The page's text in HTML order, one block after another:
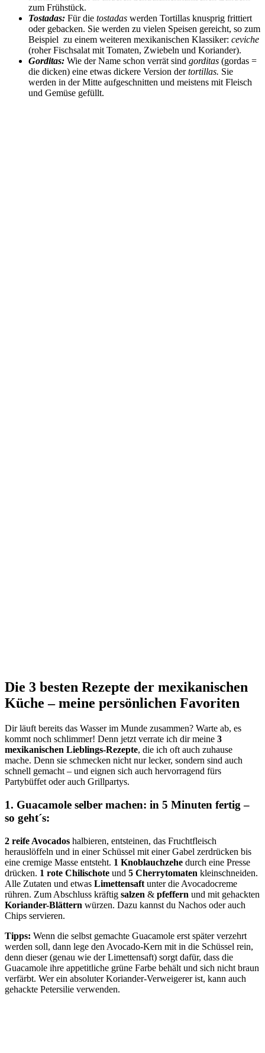
zum Frühstück.
Tostadas: Für die tostadas werden Tortillas knusprig frittiert
oder gebacken. Sie werden zu vielen Speisen gereicht, so zum
Beispiel zu einem weiteren mexikanischen Klassiker: ceviche
(roher Fischsalat mit Tomaten, Zwiebeln und Koriander).
Gorditas: Wie der Name schon verrät sind gorditas (gordas =
die dicken) eine etwas dickere Version dertortillas. Sie
werden in der Mitte aufgeschnitten und meistens mit Fleisch
und Gemüse gefüllt.
Die 3 besten Rezepte der mexikanischen
Küche – meine persönlichen Favoriten
Dir läuft bereits das Wasser im Munde zusammen? Warte ab, es
kommt noch schlimmer! Denn jetzt verrate ich dir meine 3
mexikanischen Lieblings-Rezepte, die ich oft auch zuhause
mache. Denn sie schmecken nicht nur lecker, sondern sind auch
schnell gemacht – und eignen sich auch hervorragend fürs
Partybüffet oder auch Grillpartys.
1. Guacamole selber machen: in 5 Minuten fertig –
so geht´s:
2 reife Avocados halbieren, entsteinen, das Fruchtfleisch
herauslöffeln und in einer Schüssel mit einer Gabel zerdrücken bis
eine cremige Masse entsteht. 1 Knoblauchzehe durch eine Presse
drücken. 1 rote Chilischote und 5 Cherrytomaten kleinschneiden.
Alle Zutaten und etwas Limettensaft unter die Avocadocreme
rühren. Zum Abschluss kräftig salzen & pfeffern und mit gehackten
Koriander-Blättern würzen. Dazu kannst du Nachos oder auch
Chips servieren.
Tipps: Wenn die selbst gemachte Guacamole erst später verzehrt
werden soll, dann lege den Avocado-Kern mit in die Schüssel rein,
denn dieser (genau wie der Limettensaft) sorgt dafür, dass die
Guacamole ihre appetitliche grüne Farbe behält und sich nicht braun
verfärbt. Wer ein absoluter Koriander-Verweigerer ist, kann auch
gehackte Petersilie verwenden.